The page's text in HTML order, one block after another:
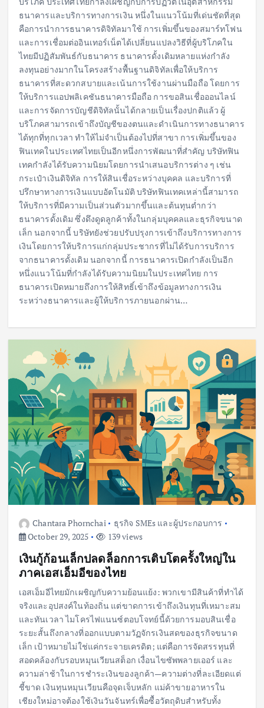
ธนาคารและบริการทางการเงิน หนึ่งในแนวโน้มที่เด่นชัดที่สุด
คือการนำการธนาคารดิจิทัลมาใช้ การเพิ่มขึ้นของสมาร์ทโฟน
และการเชื่อมต่ออินเทอร์เน็ตได้เปลี่ยนแปลงวิธีที่ผู้บริโภคใน
ไทยมีปฏิสัมพันธ์กับธนาคาร ธนาคารดั้งเดิมหลายแห่งกำลัง
ลงทุนอย่างมากในโครงสร้างพื้นฐานดิจิทัลเพื่อให้บริการ
ธนาคารที่สะดวกสบายและเน้นการใช้งานผ่านมือถือ โดยการ
ให้บริการแอปพลิเคชันธนาคารมือถือ การขอสินเชื่อออนไลน์
และการจัดการบัญชีดิจิทัลนั้นได้กลายเป็นเรื่องปกติแล้ว ผู้
บริโภคสามารถเข้าถึงบัญชีของตนและดำเนินการทางธนาคาร
ได้ทุกที่ทุกเวลา ทำให้ไม่จำเป็นต้องไปที่สาขา การเพิ่มขึ้นของ
ฟินเทคในประเทศไทยเป็นอีกหนึ่งการพัฒนาที่สำคัญ บริษัทฟิน
เทคกำลังได้รับความนิยมโดยการนำเสนอบริการต่าง ๆ เช่น
กระเป๋าเงินดิจิทัล การให้สินเชื่อระหว่างบุคคล และบริการที่
ปรึกษาทางการเงินแบบอัตโนมัติ บริษัทฟินเทคเหล่านี้สามารถ
ให้บริการที่มีความเป็นส่วนตัวมากขึ้นและต้นทุนต่ำกว่า
ธนาคารดั้งเดิม ซึ่งดึงดูดลูกค้าทั้งในกลุ่มบุคคลและธุรกิจขนาด
เล็ก นอกจากนี้ บริษัทยังช่วยปรับปรุงการเข้าถึงบริการทางการ
เงินโดยการให้บริการแก่กลุ่มประชากรที่ไม่ได้รับการบริการ
จากธนาคารดั้งเดิม นอกจากนี้ การธนาคารเปิดกำลังเป็นอีก
หนึ่งแนวโน้มที่กำลังได้รับความนิยมในประเทศไทย การ
ธนาคารเปิดหมายถึงการให้สิทธิ์เข้าถึงข้อมูลทางการเงิน
ระหว่างธนาคารและผู้ให้บริการภายนอกผ่าน…
Chantara Phornchai
ธุรกิจ SMEs และผู้ประกอบการ
October 29, 2025
139 views
เงินกู้ก้อนเล็กปลดล็อกการเติบโตครั้งใหญ่ใน
ภาคเอสเอ็มอีของไทย
เอสเอ็มอีไทยมักเผชิญกับความย้อนแย้ง: พวกเขามีสินค้าที่ทำได้
จริงและอุปสงค์ในท้องถิ่น แต่ขาดการเข้าถึงเงินทุนที่เหมาะสม
และทันเวลา ไมโครไฟแนนซ์ตอบโจทย์นี้ด้วยการมอบสินเชื่อ
ระยะสั้นถึงกลางที่ออกแบบตามวัฏจักรเงินสดของธุรกิจขนาด
เล็ก เป้าหมายไม่ใช่แค่กระจายเครดิต; แต่คือการจัดสรรทุนที่
สอดคล้องกับรอบหมุนเวียนสต็อก เงื่อนไขซัพพลายเออร์ และ
ความล่าช้าในการชำระเงินของลูกค้า—ความต่างที่ละเอียดแต่
ชี้ขาด เงินทุนหมุนเวียนคือจุดเจ็บหลัก แม่ค้าขายอาหารใน
เชียงใหม่อาจต้องใช้เงินวันจันทร์เพื่อซื้อวัตถุดิบสำหรับทั้ง